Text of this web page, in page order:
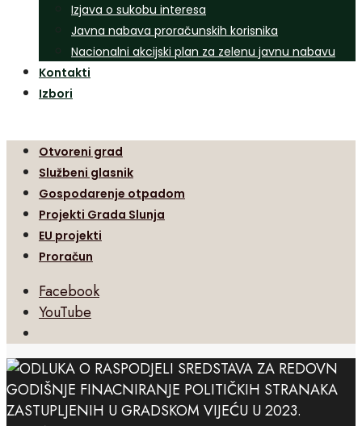
Izjava o sukobu interesa
Javna nabava proračunskih korisnika
Nacionalni akcijski plan za zelenu javnu nabavu
Kontakti
Izbori
Otvoreni grad
Službeni glasnik
Gospodarenje otpadom
Projekti Grada Slunja
EU projekti
Proračun
Facebook
YouTube
Search
Window